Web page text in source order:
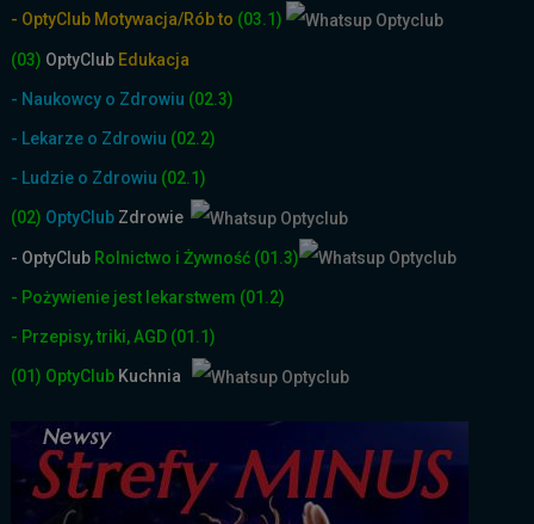
- OptyClub Motywacja/Rób to (03.1)
(03) OptyClub Edukacja
- Naukowcy o Zdrowiu (02.3)
- Lekarze o Zdrowiu (02.2)
- Ludzie o Zdrowiu (02.1)
(02) OptyClub Zdrowie
- OptyClub Rolnictwo i Żywność (01.3)
- Pożywienie jest lekarstwem (01.2)
- Przepisy, triki, AGD (01.1)
(01) OptyClub Kuchnia